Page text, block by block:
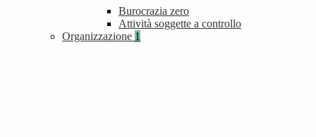
Burocrazia zero
Attività soggette a controllo
Organizzazione 1